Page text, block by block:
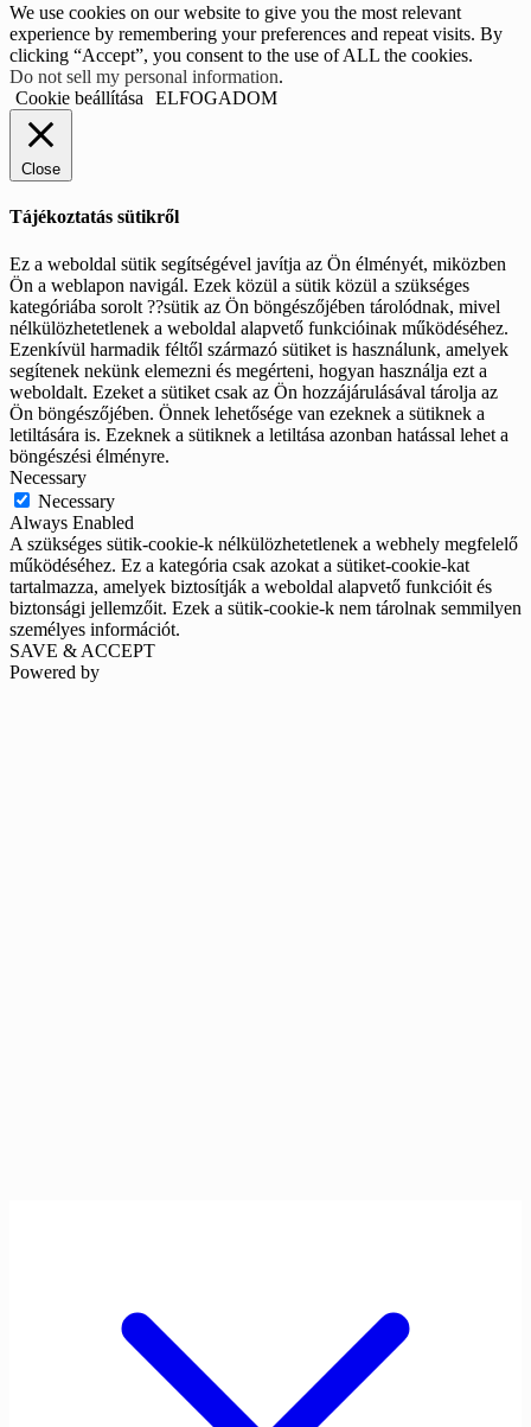
We use cookies on our website to give you the most relevant
experience by remembering your preferences and repeat visits. By
clicking “Accept”, you consent to the use of ALL the cookies.
Do not sell my personal information.
Cookie beállítása
ELFOGADOM
Close
Tájékoztatás sütikről
Ez a weboldal sütik segítségével javítja az Ön élményét, miközben
Ön a weblapon navigál. Ezek közül a sütik közül a szükséges
kategóriába sorolt ??sütik az Ön böngészőjében tárolódnak, mivel
nélkülözhetetlenek a weboldal alapvető funkcióinak működéséhez.
Ezenkívül harmadik féltől származó sütiket is használunk, amelyek
segítenek nekünk elemezni és megérteni, hogyan használja ezt a
weboldalt. Ezeket a sütiket csak az Ön hozzájárulásával tárolja az
Ön böngészőjében. Önnek lehetősége van ezeknek a sütiknek a
letiltására is. Ezeknek a sütiknek a letiltása azonban hatással lehet a
böngészési élményre.
Necessary
Necessary
Always Enabled
A szükséges sütik-cookie-k nélkülözhetetlenek a webhely megfelelő
működéséhez. Ez a kategória csak azokat a sütiket-cookie-kat
tartalmazza, amelyek biztosítják a weboldal alapvető funkcióit és
biztonsági jellemzőit. Ezek a sütik-cookie-k nem tárolnak semmilyen
személyes információt.
SAVE & ACCEPT
Powered by